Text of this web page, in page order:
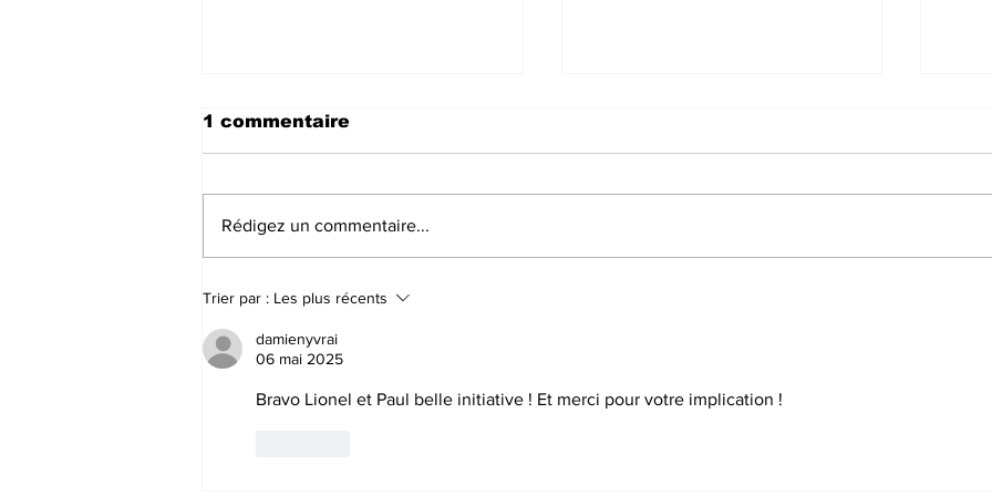
Création des segments
Strava des circuits du
site VTT FFC Beaujolais
Vert.
1 commentaire
Rédigez un commentaire...
Trier par : Les plus récents
damienyvrai
06 mai 2025
Bravo Lionel et Paul belle initiative ! Et merci pour votre implication !